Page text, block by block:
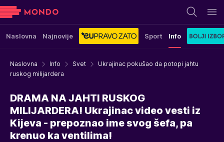
Naslovna Najnovije Sport Info
Naslovna Info Svet
Ukrajinac pokušao da potopi jahtu
ruskog milijardera
DRAMA NA JAHTI RUSKOG
MILIJARDERA! Ukrajinac video vesti iz
Kijeva - prepoznao ime svog šefa, pa
krenuo ka ventilima!